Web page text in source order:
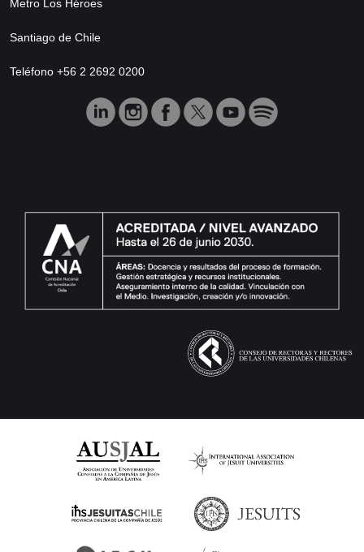
Metro Los Héroes
Santiago de Chile
Teléfono +56 2 2692 0200